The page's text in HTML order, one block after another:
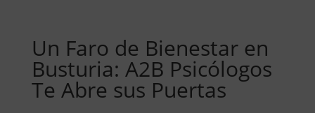
Un Faro de Bienestar en
Busturia: A2B Psicólogos
Te Abre sus Puertas